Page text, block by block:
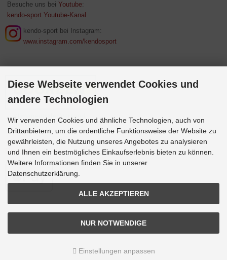
Besuche uns bei Youtube:
kendo-sport Youtube-Kanal
kendo-sport bei Instagram:
www.instagram.com/kendosport
Bezahlmethoden
Diese Webseite verwendet Cookies und
andere Technologien
Wir verwenden Cookies und ähnliche Technologien, auch von
Drittanbietern, um die ordentliche Funktionsweise der Website zu
gewährleisten, die Nutzung unseres Angebotes zu analysieren
und Ihnen ein bestmögliches Einkaufserlebnis bieten zu können.
Weitere Informationen finden Sie in unserer
Datenschutzerklärung.
ALLE AKZEPTIEREN
NUR NOTWENDIGE
Einstellungen anpassen